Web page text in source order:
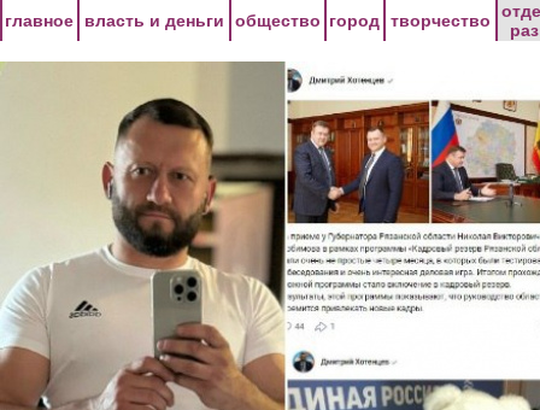
главное власть и деньги общество город творчество